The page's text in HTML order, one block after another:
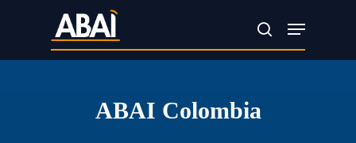
main
search
Menu
ABAI Colombia